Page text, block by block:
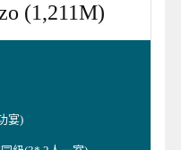
(1,211M)
宴)